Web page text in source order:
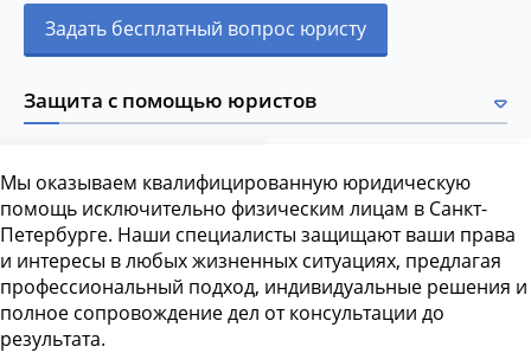
Задать бесплатный вопрос юристу
Защита с помощью юристов
Мы оказываем квалифицированную юридическую
помощь исключительно физическим лицам в Санкт-
Петербурге. Наши специалисты защищают ваши права
и интересы в любых жизненных ситуациях, предлагая
профессиональный подход, индивидуальные решения и
полное сопровождение дел от консультации до
результата.